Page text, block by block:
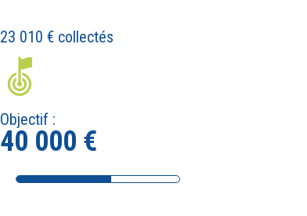
23 010 € collectés
Objectif :
40 000 €